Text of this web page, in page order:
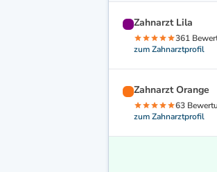
Zahnarzt Lila
361
zum Zahnarztprofil
Zahnarzt Orange
63
zum Zahnarztprofil